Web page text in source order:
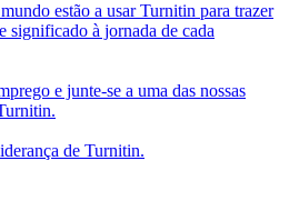
estão a usar Turnitin para trazer
significado à jornada de cada
e junte-se a uma das nossas
de Turnitin.